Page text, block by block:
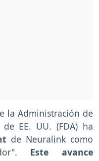
la Administración de
EE. UU. (FDA) ha
de Neuralink como
Este avance